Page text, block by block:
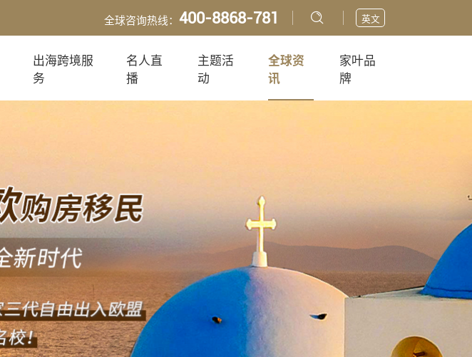
全球咨询热线：400-8868-781 英文
出海跨境服
务
名人直
播
主题活
动
全球资
讯
家叶品
牌